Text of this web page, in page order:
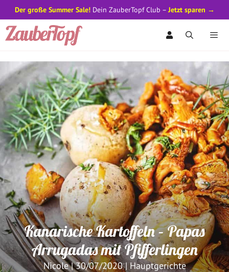
Zum
Inhalt
Kanarische Kartoffeln – Papas
Arrugadas mit Pfifferlingen
Nicole|30/07/2020|Hauptgerichte
Der große Summer Sale!Dein ZauberTopf Club –Jetzt sparen →